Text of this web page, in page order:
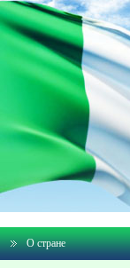
О стране